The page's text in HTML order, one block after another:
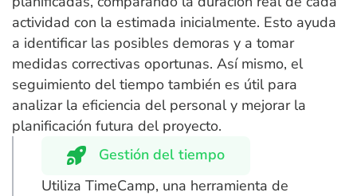
actividad con la estimada inicialmente. Esto ayuda
a identificar las posibles demoras y a tomar
medidas correctivas oportunas. Así mismo, el
seguimiento del tiempo también es útil para
analizar la eficiencia del personal y mejorar la
planificación futura del proyecto.
Gestión del tiempo
Utiliza TimeCamp, una herramienta de